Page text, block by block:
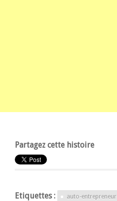
Partagez cette histoire
Etiquettes : auto-entrepreneur